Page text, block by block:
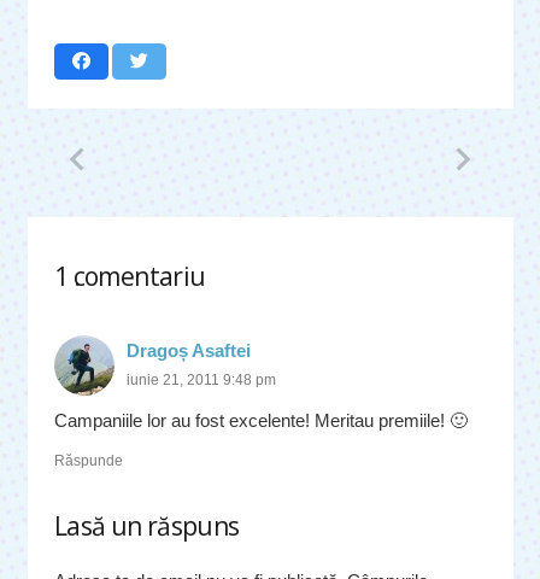
1 comentariu
.
Dragoș Asaftei
iunie 21, 2011 9:48 pm
Campaniile lor au fost excelente! Meritau premiile! 🙂
Răspunde
Lasă un răspuns